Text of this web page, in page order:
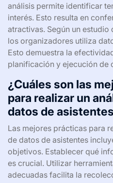
análisis permite identificar
interés. Esto resulta en
atractivas. Según un estudio
los organizadores utiliza
Esto demuestra la
planificación y ejecución de
¿Cuáles son las
para realizar un
datos de
Las mejores prácticas para
de datos de asistentes
objetivos. Establecer qué
es crucial. Utilizar
adecuadas facilita la